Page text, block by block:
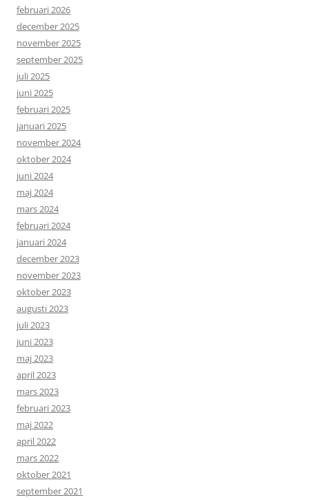
februari 2026
december 2025
november 2025
september 2025
juli 2025
juni 2025
februari 2025
januari 2025
november 2024
oktober 2024
juni 2024
maj 2024
mars 2024
februari 2024
januari 2024
december 2023
november 2023
oktober 2023
augusti 2023
juli 2023
juni 2023
maj 2023
april 2023
mars 2023
februari 2023
maj 2022
april 2022
mars 2022
oktober 2021
september 2021